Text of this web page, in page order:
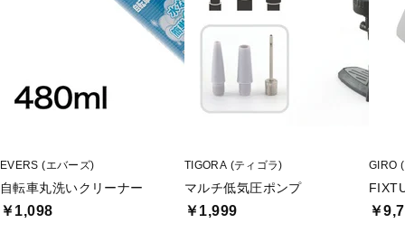
EVERS (エバーズ)
自転車丸洗いクリーナー
￥1,098
TIGORA (ティゴラ)
マルチ低気圧ポンプ
￥1,999
GIRO
￥